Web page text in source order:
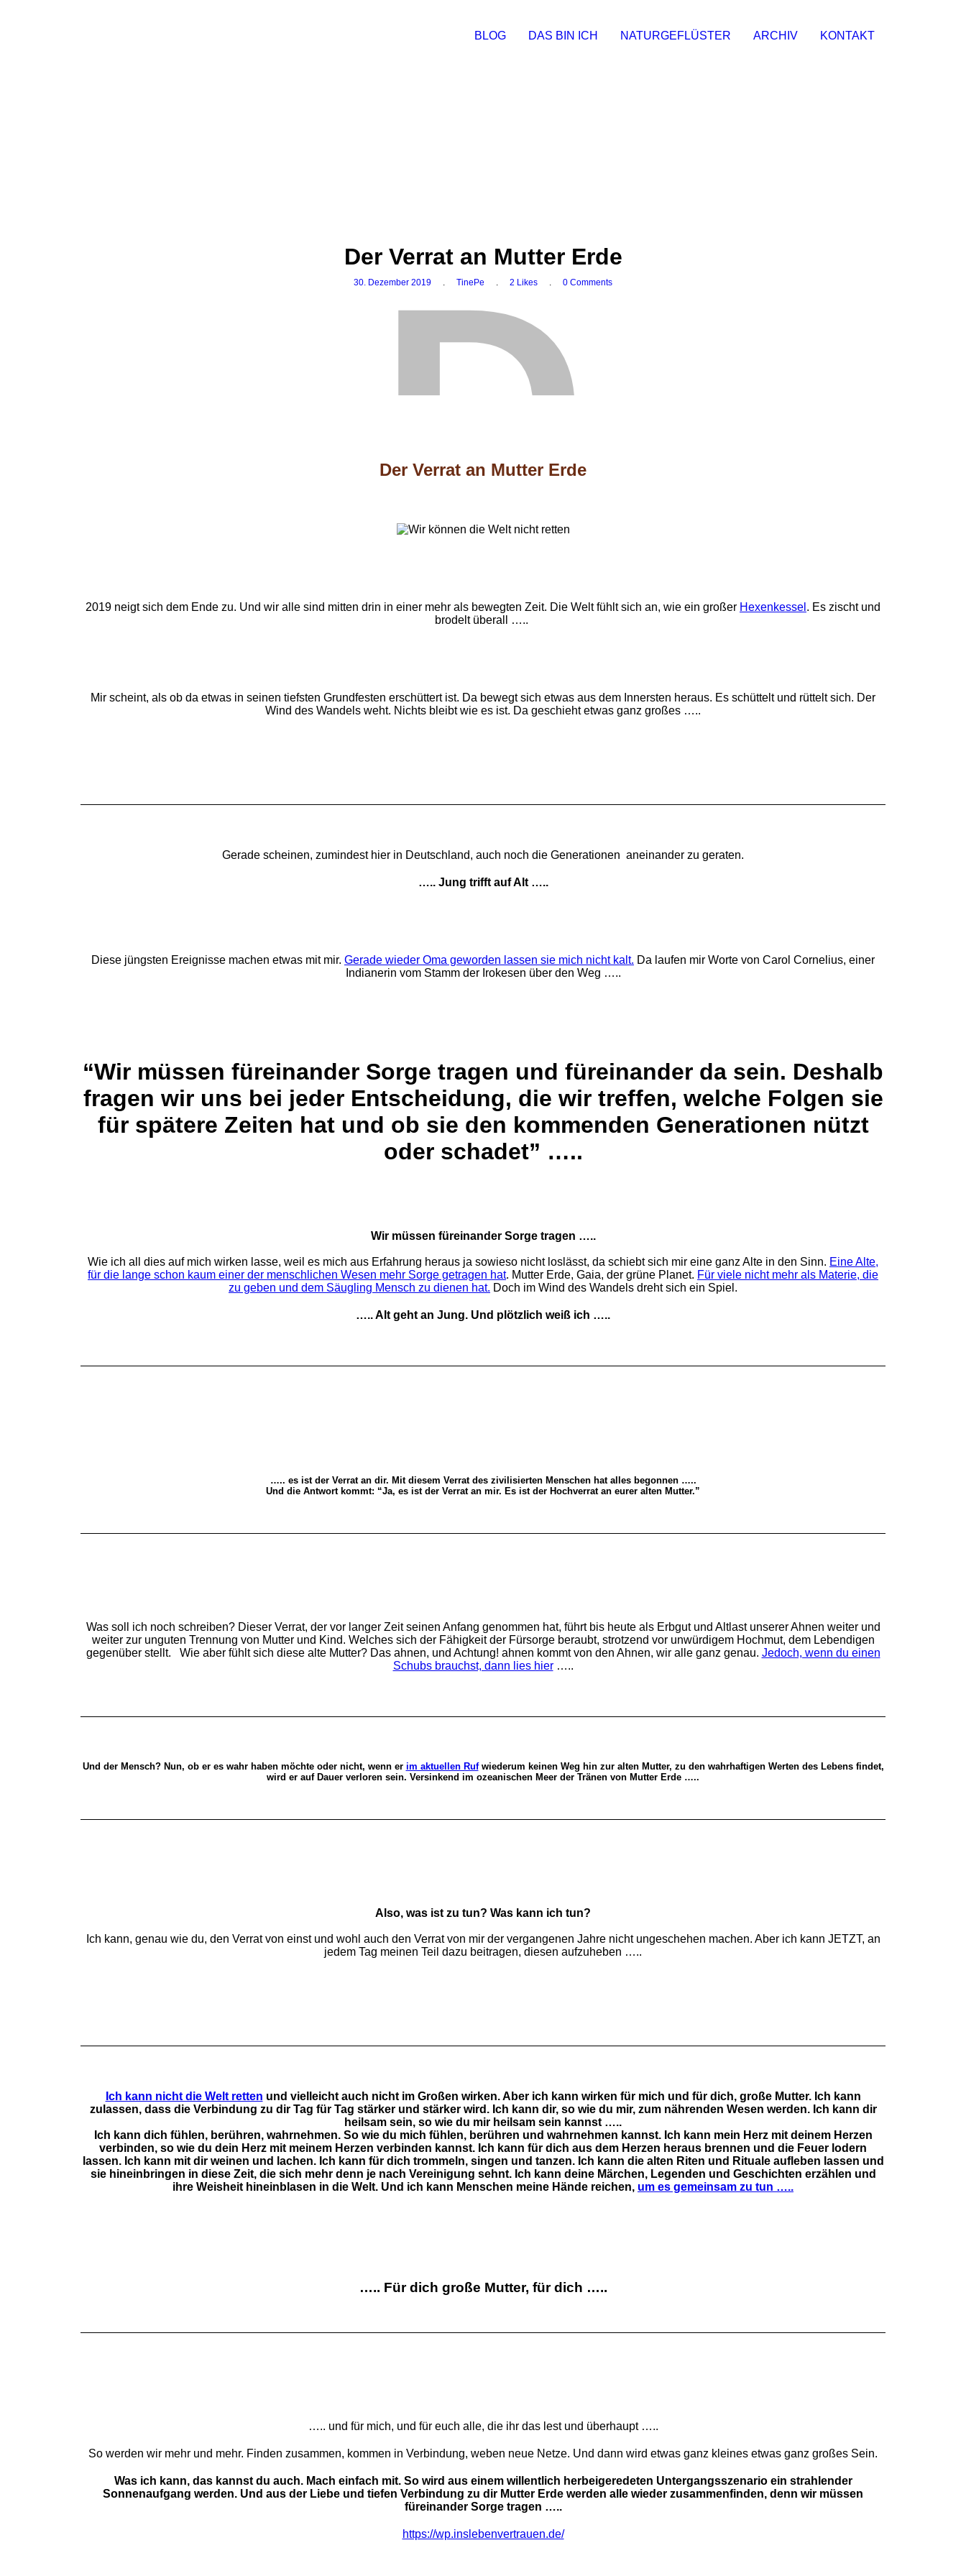
BLOG DAS BIN ICH NATURGEFLÜSTER ARCHIV KONTAKT
Der Verrat an Mutter Erde
30. Dezember 2019 . TinePe . 2 Likes . 0 Comments
Der Verrat an Mutter Erde
2019 neigt sich dem Ende zu. Und wir alle sind mitten drin in einer mehr als bewegten Zeit. Die Welt fühlt sich an, wie ein großer Hexenkessel . Es zischt und
brodelt überall …..
Mir scheint, als ob da etwas in seinen tiefsten Grundfesten erschüttert ist. Da bewegt sich etwas aus dem Innersten heraus. Es schüttelt und rüttelt sich. Der
Wind des Wandels weht. Nichts bleibt wie es ist. Da geschieht etwas ganz großes …..
Gerade scheinen, zumindest hier in Deutschland, auch noch die Generationen aneinander zu geraten.
….. Jung trifft auf Alt …..
Diese jüngsten Ereignisse machen etwas mit mir. Gerade wieder Oma geworden lassen sie mich nicht kalt. Da laufen mir Worte von Carol Cornelius, einer
Indianerin vom Stamm der Irokesen über den Weg …..
“Wir müssen füreinander Sorge tragen und füreinander da sein. Deshalb
fragen wir uns bei jeder Entscheidung, die wir treffen, welche Folgen sie
für spätere Zeiten hat und ob sie den kommenden Generationen nützt
oder schadet” …..
Wir müssen füreinander Sorge tragen …..
Wie ich all dies auf mich wirken lasse, weil es mich aus Erfahrung heraus ja sowieso nicht loslässt, da schiebt sich mir eine ganz Alte in den Sinn. Eine Alte,
für die lange schon kaum einer der menschlichen Wesen mehr Sorge getragen hat. Mutter Erde, Gaia, der grüne Planet. Für viele nicht mehr als Materie, die
zu geben und dem Säugling Mensch zu dienen hat. Doch im Wind des Wandels dreht sich ein Spiel.
….. Alt geht an Jung. Und plötzlich weiß ich …..
….. es ist der Verrat an dir. Mit diesem Verrat des zivilisierten Menschen hat alles begonnen …..
Und die Antwort kommt: “Ja, es ist der Verrat an mir. Es ist der Hochverrat an eurer alten Mutter.”
Was soll ich noch schreiben? Dieser Verrat, der vor langer Zeit seinen Anfang genommen hat, führt bis heute als Erbgut und Altlast unserer Ahnen weiter und
weiter zur unguten Trennung von Mutter und Kind. Welches sich der Fähigkeit der Fürsorge beraubt, strotzend vor unwürdigem Hochmut, dem Lebendigen
gegenüber stellt. Wie aber fühlt sich diese alte Mutter? Das ahnen, und Achtung! ahnen kommt von den Ahnen, wir alle ganz genau. Jedoch, wenn du einen
Schubs brauchst, dann lies hier…..
Und der Mensch? Nun, ob er es wahr haben möchte oder nicht, wenn er im aktuellen Rufwiederum keinen Weg hin zur alten Mutter, zu den wahrhaftigen Werten des Lebens findet,
wird er auf Dauer verloren sein. Versinkend im ozeanischen Meer der Tränen von Mutter Erde …..
Also, was ist zu tun? Was kann ich tun?
Ich kann, genau wie du, den Verrat von einst und wohl auch den Verrat von mir der vergangenen Jahre nicht ungeschehen machen. Aber ich kann JETZT, an
jedem Tag meinen Teil dazu beitragen, diesen aufzuheben …..
Ich kann nicht die Welt retten und vielleicht auch nicht im Großen wirken. Aber ich kann wirken für mich und für dich, große Mutter. Ich kann
zulassen, dass die Verbindung zu dir Tag für Tag stärker und stärker wird. Ich kann dir, so wie du mir, zum nährenden Wesen werden. Ich kann dir
heilsam sein, so wie du mir heilsam sein kannst …..
Ich kann dich fühlen, berühren, wahrnehmen. So wie du mich fühlen, berühren und wahrnehmen kannst. Ich kann mein Herz mit deinem Herzen
verbinden, so wie du dein Herz mit meinem Herzen verbinden kannst. Ich kann für dich aus dem Herzen heraus brennen und die Feuer lodern
lassen. Ich kann mit dir weinen und lachen. Ich kann für dich trommeln, singen und tanzen. Ich kann die alten Riten und Rituale aufleben lassen und
sie hineinbringen in diese Zeit, die sich mehr denn je nach Vereinigung sehnt. Ich kann deine Märchen, Legenden und Geschichten erzählen und
ihre Weisheit hineinblasen in die Welt. Und ich kann Menschen meine Hände reichen, um es gemeinsam zu tun …..
….. Für dich große Mutter, für dich …..
….. und für mich, und für euch alle, die ihr das lest und überhaupt …..
So werden wir mehr und mehr. Finden zusammen, kommen in Verbindung, weben neue Netze. Und dann wird etwas ganz kleines etwas ganz großes Sein.
Was ich kann, das kannst du auch. Mach einfach mit. So wird aus einem willentlich herbeigeredeten Untergangsszenario ein strahlender
Sonnenaufgang werden. Und aus der Liebe und tiefen Verbindung zu dir Mutter Erde werden alle wieder zusammenfinden, denn wir müssen
füreinander Sorge tragen …..
https://wp.inslebenvertrauen.de/